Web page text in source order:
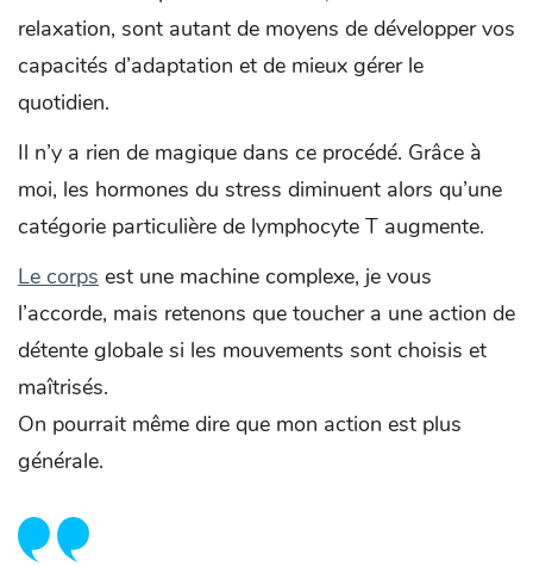
relaxation, sont autant de moyens de développer vos
capacités d’adaptation et de mieux gérer le
quotidien.
Il n’y a rien de magique dans ce procédé. Grâce à
moi, les hormones du stress diminuent alors qu’une
catégorie particulière de lymphocyte T augmente.
Le corps est une machine complexe, je vous
l’accorde, mais retenons que toucher a une action de
détente globale si les mouvements sont choisis et
maîtrisés.
On pourrait même dire que mon action est plus
générale.